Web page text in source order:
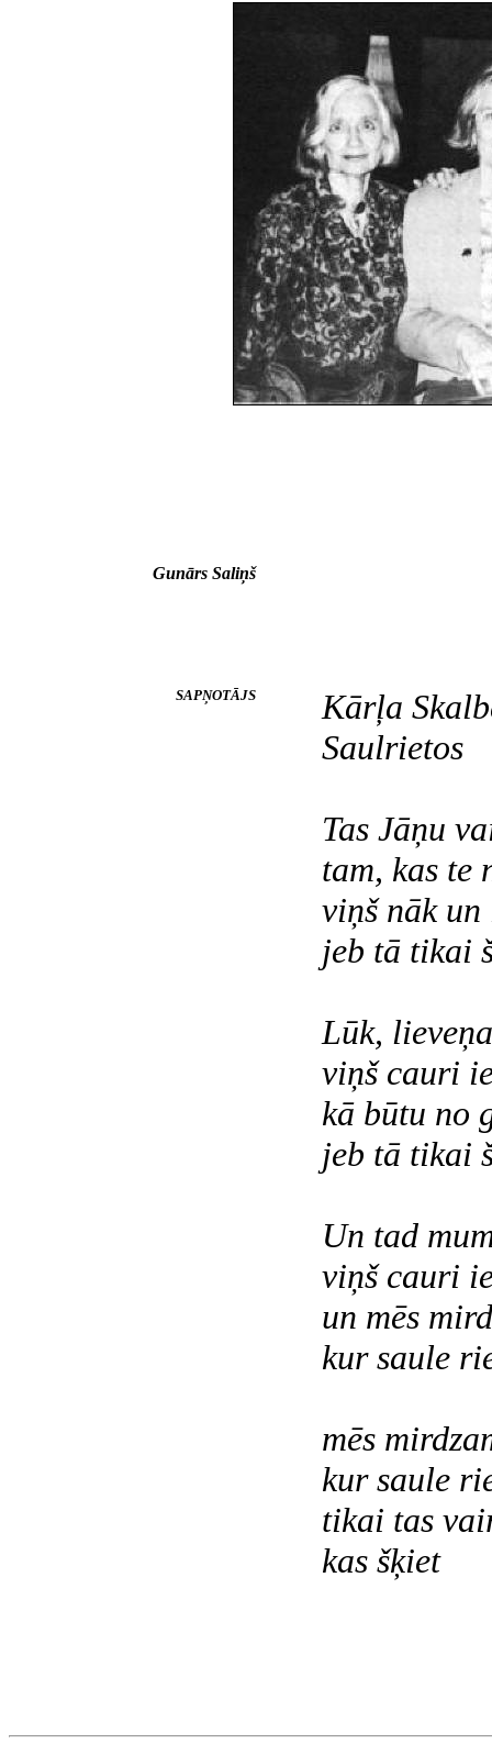
Gunārs Saliņš
SAPŅOTĀJS
Kārļa
Saulrietos
Tas Jāņu
tam, kas te
viņš nāk un
jeb tā tikai
Lūk,
viņš cauri
kā būtu no
jeb tā tikai
Un tad
viņš cauri
un mēs
kur saule
mēs
kur saule
tikai tas
kas šķiet